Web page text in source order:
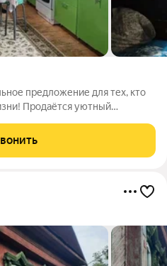
предложение для тех, кто
Продаётся уютный
26. Дом построен в 1928 году,